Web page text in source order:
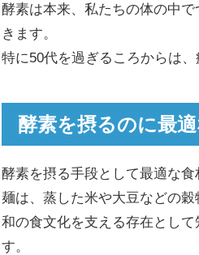
酵素は本来、私たちの体の中
きます。
特に50代を過ぎるころからは
酵素を摂るのに最
酵素を摂る手段として最適な食
麺は、蒸した米や大豆などの
和の食文化を支える存在とし
す。